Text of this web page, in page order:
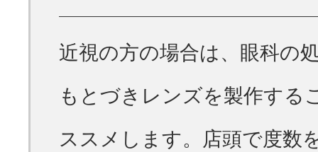
近視の方の場合は、眼科の
もとづきレンズを製作する
ススメします。店頭で度数